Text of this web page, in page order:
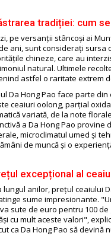
tradiției: cum
pe versanții stâncoși ai
ani, sunt considerați sursa
chineze, care au
natural. Ultimele
astfel o raritate extrem
Da Hong Pao face parte
ceaiuri oolong, parțial
variată, de la note
a Da Hong Pao provine
microclimatul umed și
de muncă și o
excepțional al
lungul anilor, prețul ceaiului
sume impresionante.
sute de euro pentru 100
cu mult aceste valori",
ca Da Hong Pao să devină